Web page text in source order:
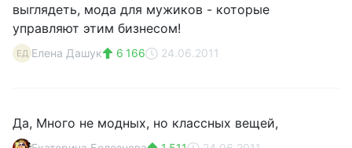
выглядеть, мода для мужиков - которые
управляют этим бизнесом!
ЕД Елена Дашук 6 166 24.06.2011
Да, Много не модных, но классных вещей,